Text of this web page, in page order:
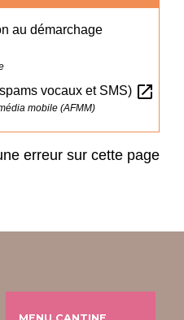
au démarchage
vocaux et SMS) open_in_new
mobile (AFMM)
erreur sur cette page